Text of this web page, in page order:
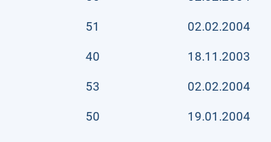
51 02.02.2004
40 18.11.2003
53 02.02.2004
50 19.01.2004